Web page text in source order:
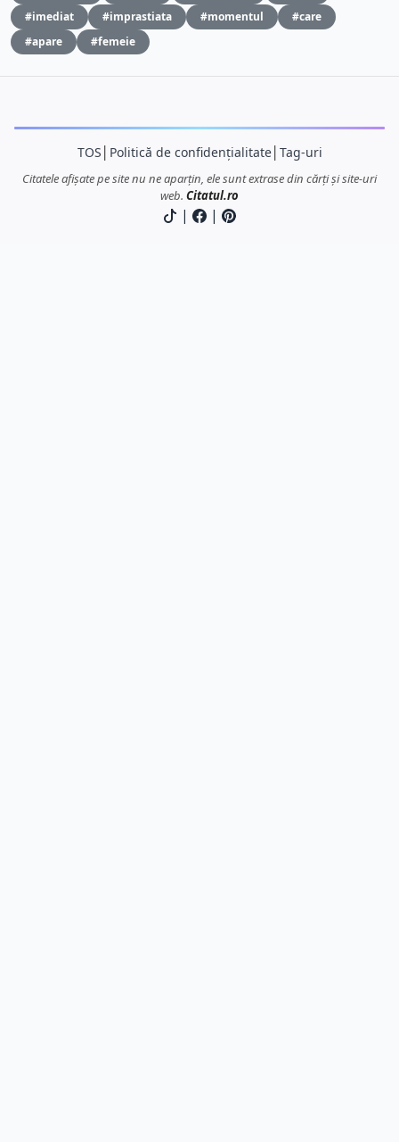
#imediat
#imprastiata #momentul
#care
#apare
#femeie
TOS Politică de confidențialitate│ Tag-uri
Citatele afișate pe site nu ne aparțin, ele sunt extrase din cărți și site-uri
web. Citatul.ro
| |